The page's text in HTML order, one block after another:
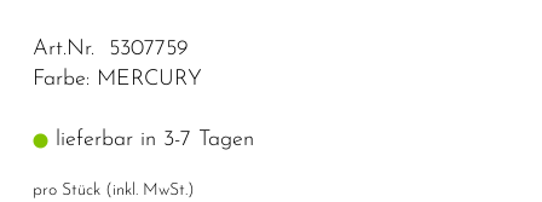
Art.Nr. 5307759
Farbe: MERCURY
lieferbar in 3-7 Tagen
pro Stück (inkl. MwSt.)